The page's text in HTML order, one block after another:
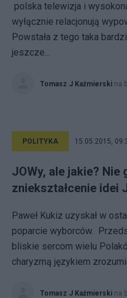
polska telewizja i
wyłącznie relacjonują
Powstała z tego taka
jeszcze...
Tomasz J Kaźmierski na
POLITYKA 15.05.2015,
JOWy, ale jakie? Nie
zniekształcenie idei
Paweł Kukiz uzyskał w
poparcie wyborców.
bliskie sercom wielu
charyzmą językiem
Tomasz J Kaźmierski na